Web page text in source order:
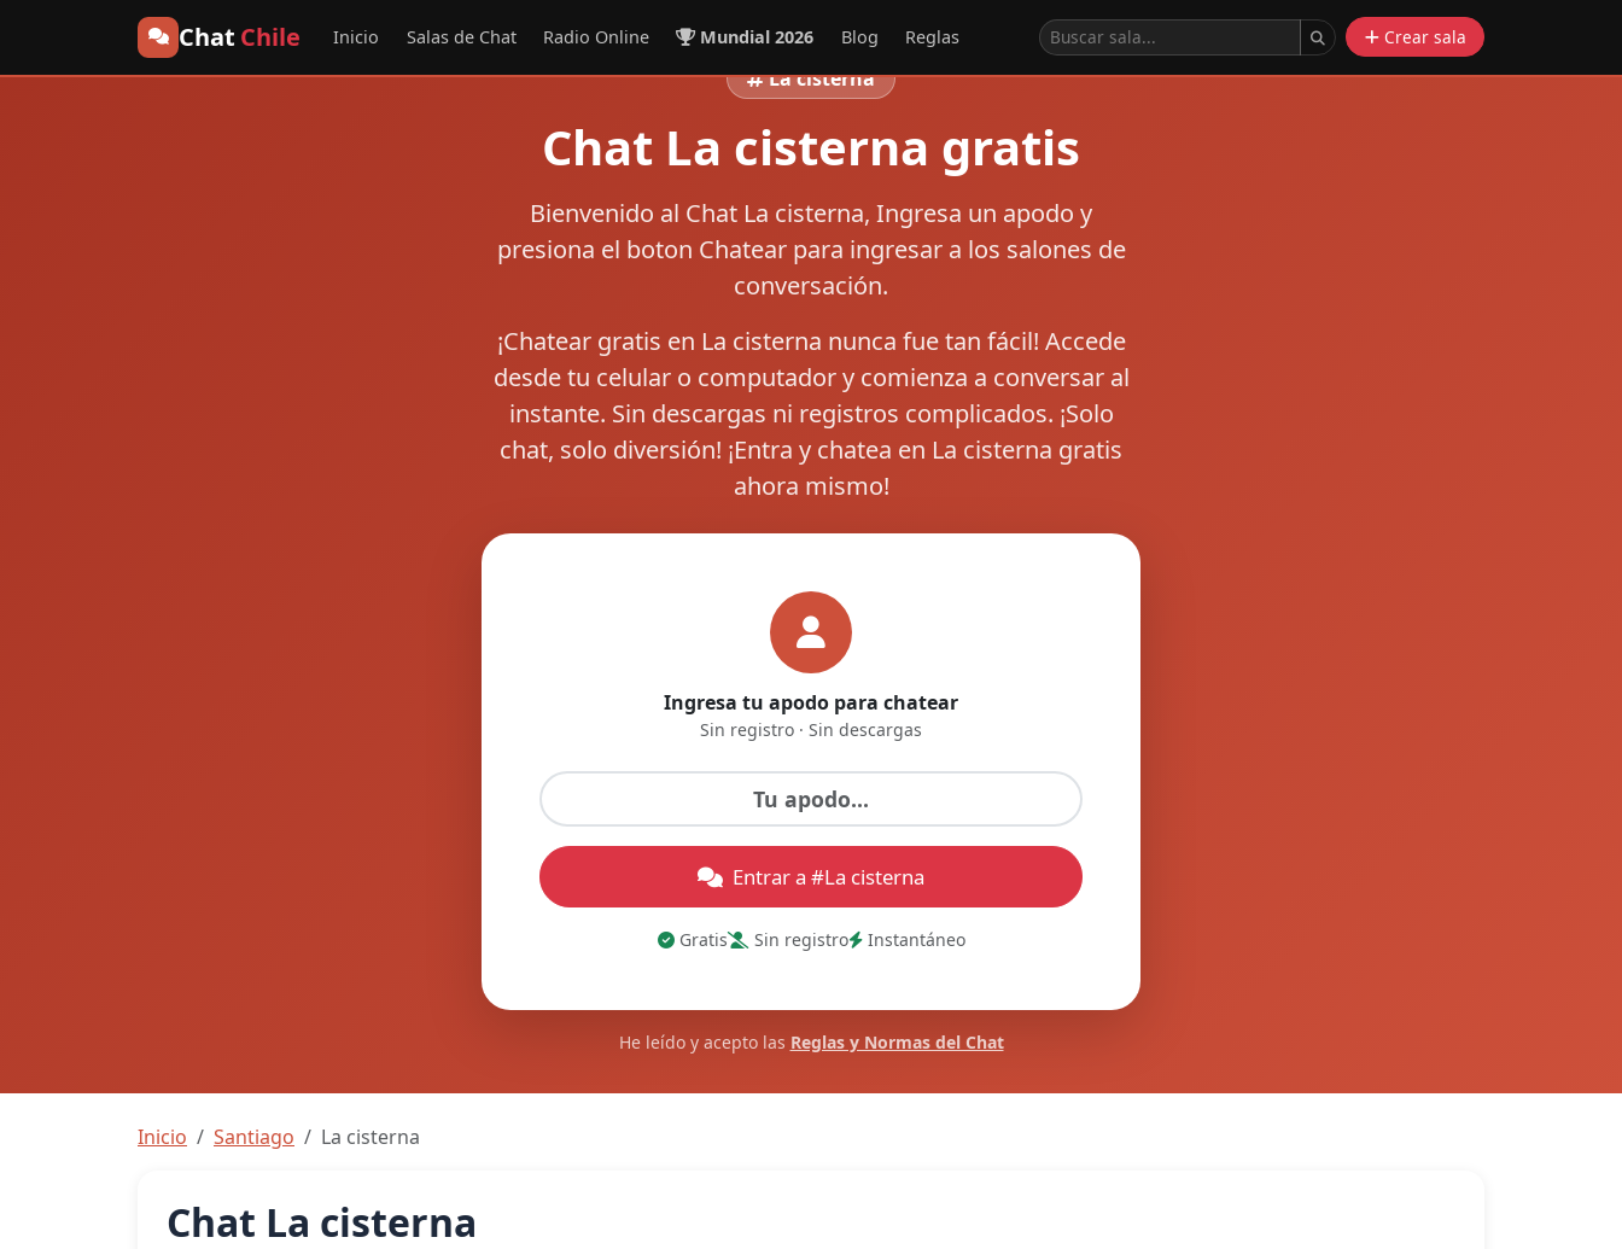
Chat Chile Inicio Salas de Chat Radio Online Mundial 2026 Blog Reglas Crear sala
La cisterna
Chat La cisterna gratis
Bienvenido al Chat La cisterna, Ingresa un apodo y
presiona el boton Chatearpara ingresar a los salones de
conversación.
¡Chatear gratis en La cisterna nunca fue tan fácil! Accede
desde tu celular o computador y comienza a conversar al
instante. Sin descargas ni registros complicados. ¡Solo
chat, solo diversión! ¡Entra y chatea en La cisterna gratis
ahora mismo!
Ingresa tu apodo para chatear
Sin registro · Sin descargas
Entrar a #La cisterna
Gratis Sin registro Instantáneo
He leído y acepto las Reglas y Normas del Chat
Inicio Santiago La cisterna
Chat La cisterna